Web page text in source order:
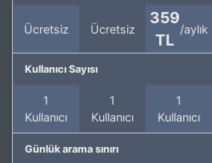
Ücretsiz Ücretsiz
359
TL
/aylık
Kullanıcı Sayısı
1
Kullanıcı
1
Kullanıcı
1
Kullanıcı
Günlük arama sınırı